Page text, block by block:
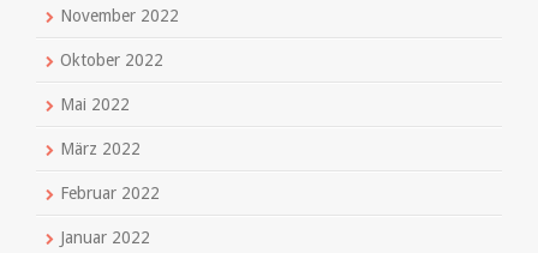
November 2022
Oktober 2022
Mai 2022
März 2022
Februar 2022
Januar 2022